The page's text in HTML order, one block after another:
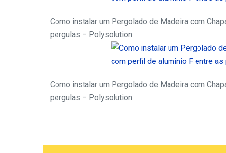
Como instalar um Pergolado de Madeira com
pergulas – Polysolution
Como instalar um Pergolado de Madeira com
pergulas – Polysolution